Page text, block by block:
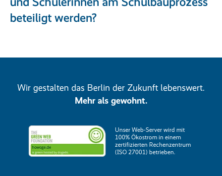
beteiligt werden?
Wir gestalten das Berlin der Zukunft lebenswert.
Mehr als gewohnt.
Unser Web-Server wird mit
100% Ökostrom in einem
zertifizierten Rechenzentrum
(ISO 27001) betrieben.